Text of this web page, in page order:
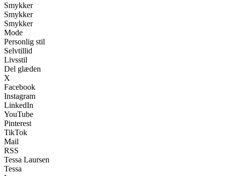
Smykker
Smykker
Smykker
Mode
Personlig stil
Selvtillid
Livsstil
Del glæden
X
Facebook
Instagram
LinkedIn
YouTube
Pinterest
TikTok
Mail
RSS
Tessa Laursen
Tessa